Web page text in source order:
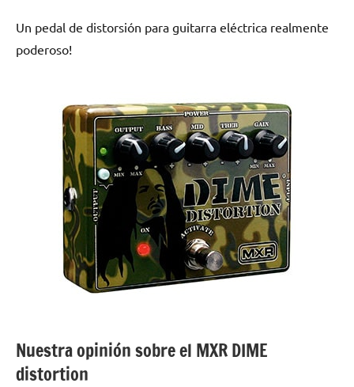
Un pedal de distorsión para guitarra eléctrica realmente
poderoso!
Nuestra opinión sobre el MXR DIME
distortion